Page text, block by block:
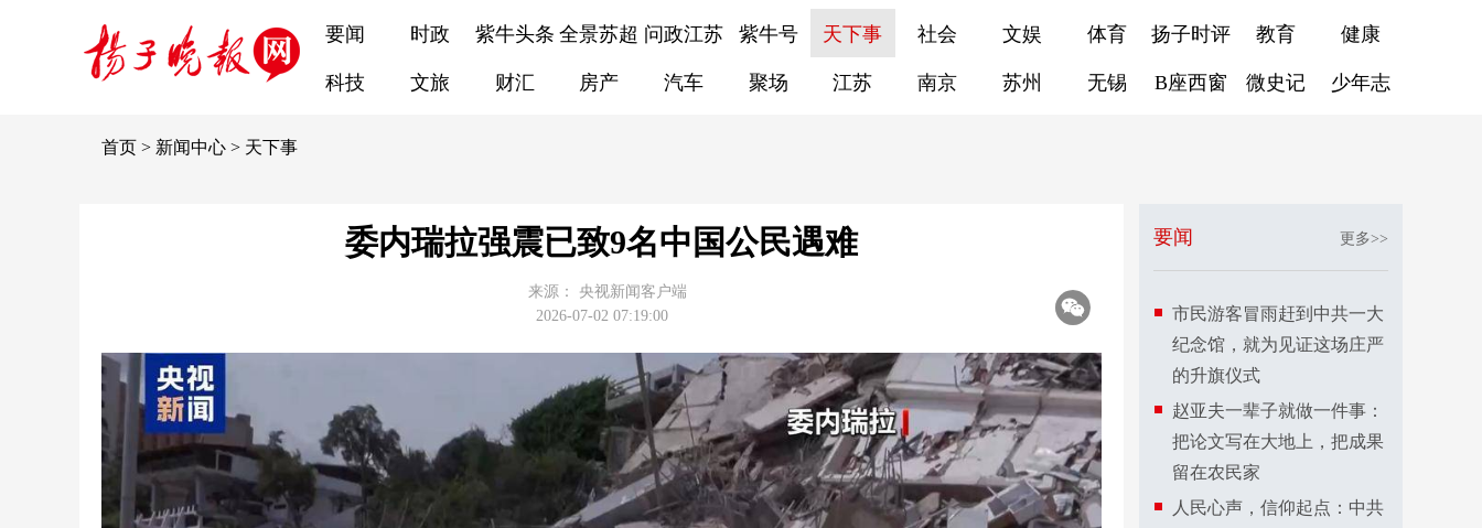
要闻 时政 紫牛头条 全景苏超 问政江苏 紫牛号 天下事 社会 文娱 体育 扬子时评 教育 健康
科技 文旅 财汇 房产 汽车 聚场 江苏 南京 苏州 无锡 B座西窗 微史记 少年志
首页 > 新闻中心 > 天下事
委内瑞拉强震已致9名中国公民遇难
来源：
央视新闻客户端
2026-07-02 07:19:00
要闻 更多>>
市民游客冒雨赶到中共一大
纪念馆，就为见证这场庄严
的升旗仪式
赵亚夫一辈子就做一件事：
把论文写在大地上，把成果
留在农民家
人民心声，信仰起点：中共